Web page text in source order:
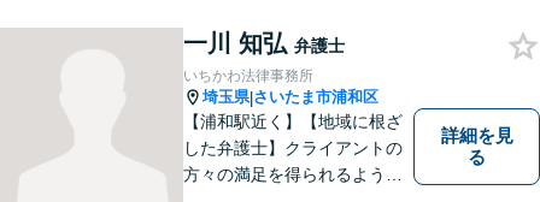
相続／交通事故のお困りごと
はお任せください！休日・夜
間にも対応可能◎【駐車場あ
り】
一川 知弘 弁護士
いちかわ法律事務所
埼玉県|さいたま市浦和区
【浦和駅近く】【地域に根ざ
した弁護士】クライアントの
方々の満足を得られるよう最
詳細を見
る